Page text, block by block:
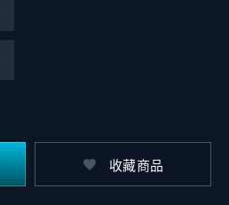
收藏商品